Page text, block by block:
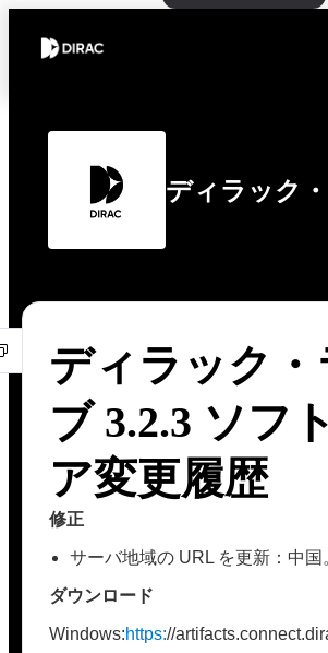
ディラック
ディラック・
ブ 3.2.3 ソフ
ア変更履歴
修正
サーバ地域の URL を更新：中国
ダウンロード
Windows:https://